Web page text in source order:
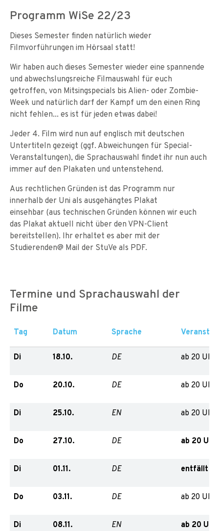
Programm WiSe 22/23
Dieses Semester finden natürlich wieder
Filmvorführungen im Hörsaal statt!
Wir haben auch dieses Semester wieder eine spannende
und abwechslungsreiche Filmauswahl für euch
getroffen, von Mitsingspecials bis Alien- oder Zombie-
Week und natürlich darf der Kampf um den einen Ring
nicht fehlen... es ist für jeden etwas dabei!
Jeder 4. Film wird nun auf englisch mit deutschen
Untertiteln gezeigt (ggf. Abweichungen für Special-
Veranstaltungen), die Sprachauswahl findet ihr nun auch
immer auf den Plakaten und untenstehend.
Aus rechtlichen Gründen ist das Programm nur
innerhalb der Uni als ausgehängtes Plakat
einsehbar (aus technischen Gründen können wir euch
das Plakat aktuell nicht über den VPN-Client
bereitstellen). Ihr erhaltet es aber mit der
Studierenden@ Mail der StuVe als PDF.
Termine und Sprachauswahl der
Filme
Tag Datum Sprache
Di 18.10. DE ab 20 Uhr
Do 20.10. DE ab 20 Uhr
Di 25.10. EN ab 20 Uhr
Do 27.10. DE ab 20
Di 01.11. DE entfällt
Do 03.11. DE ab 20 Uhr
Di 08.11. EN ab 20